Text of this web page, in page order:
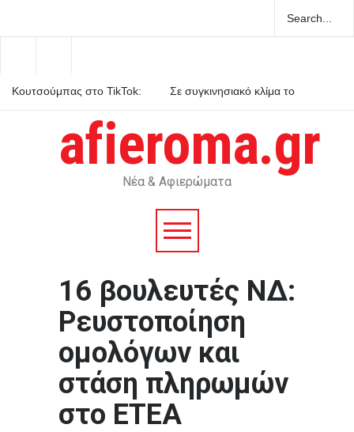
Κουτσούμπας στο TikTok:
Σε συγκινησιακό κλίμα το
Πριν γίνει θρύλος: Ο Άντονι
Μπουρντέν, ο έρωτας, η
κουζίνα και το καλοκαίρι που
του άλλαξε τη ζωήafieroma.gr
Νέα & Αφιερώματα
16 βουλευτές ΝΔ:
Ρευστοποίηση
ομολόγων και
στάση πληρωμών
στο ΕΤΕΑ